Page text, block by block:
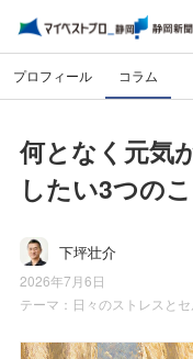
プロフィール コラム
何となく元気
したい3つの
下坪壮介
2026年7月6日
テーマ： 日々のストレスと